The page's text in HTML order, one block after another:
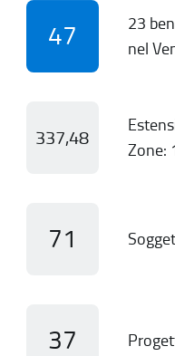
47
23
nel
337,48
Zone:
71
37